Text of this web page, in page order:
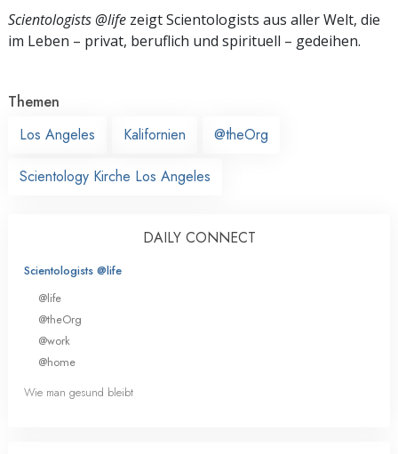
Scientologists @life zeigt Scientologists aus aller Welt, die
im Leben – privat, beruflich und spirituell – gedeihen.
Themen
Los Angeles
Kalifornien @theOrg
Scientology Kirche Los Angeles
DAILY CONNECT
Scientologists @life
@life
@theOrg
@work
@home
Wie man gesund bleibt